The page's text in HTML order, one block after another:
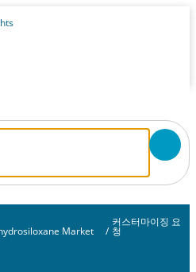
Market /
커스터마이징 요
청